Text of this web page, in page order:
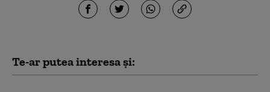
Te-ar putea interesa și: